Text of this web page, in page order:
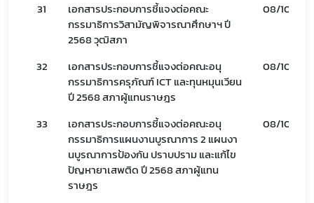
31
เอกสารประกอบการชี้แจงต่อคณะ
กรรมาธิการวิสามัญพิจารณาศึกษาฯ ปี
2568 วุฒิสภา
08/10/67
32
เอกสารประกอบการชี้แจงต่อคณะอนุ
กรรมาธิการครุภัณฑ์ ICT และทุนหมุนเวียน
ปี 2568 สภาผู้แทนราษฎร
08/10/67
33
เอกสารประกอบการชี้แจงต่อคณะอนุ
กรรมาธิการแผนงานบูรณาการ 2 แผนงา
นบูรณาการป้องกัน ปราบปราม และแก้ไข
ปัญหายาเสพติด ปี 2568 สภาผู้แทน
ราษฎร
08/10/67
Subscribe
เลือกหัวข้อที่ท่านต้องการ Subscribe